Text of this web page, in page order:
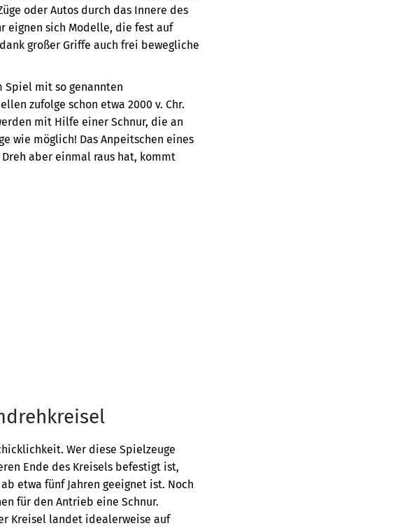
oder Autos durch das Innere des
eignen sich Modelle, die fest auf
großer Griffe auch frei bewegliche
Spiel mit so genannten
zufolge schon etwa 2000 v. Chr.
mit Hilfe einer Schnur, die an
wie möglich! Das Anpeitschen eines
aber einmal raus hat, kommt
Wer diese Spielzeuge
Ende des Kreisels befestigt ist,
etwa fünf Jahren geeignet ist. Noch
für den Antrieb eine Schnur.
Kreisel landet idealerweise auf